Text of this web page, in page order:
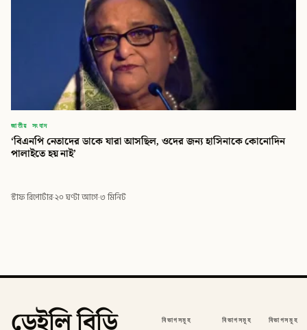
জাতীয় সংবাদ
‘বিএনপি নেতাদের ডাকে যারা আসছিল, ওদের জন্য হাসিনাকে কোনোদিন
পালাইতে হয় নাই’
স্টাফ রিপোর্টার·২০ ঘণ্টা আগে·৩ মিনিট
বিভাগসমূহ বিভাগসমূহ বিভাগসমূহ